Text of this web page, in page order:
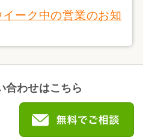
ーク中の営業のお知
合わせはこちら